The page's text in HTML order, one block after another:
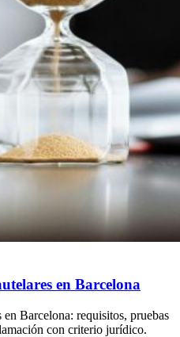
en Barcelona
Barcelona: requisitos, pruebas
con criterio jurídico.